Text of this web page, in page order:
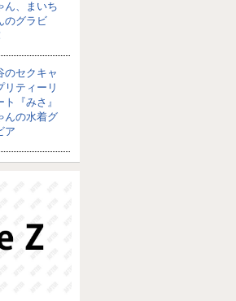
ん、まいち
のグラビ
のセクキャ
リティーリ
ト『みさ』
んの水着グ
ア